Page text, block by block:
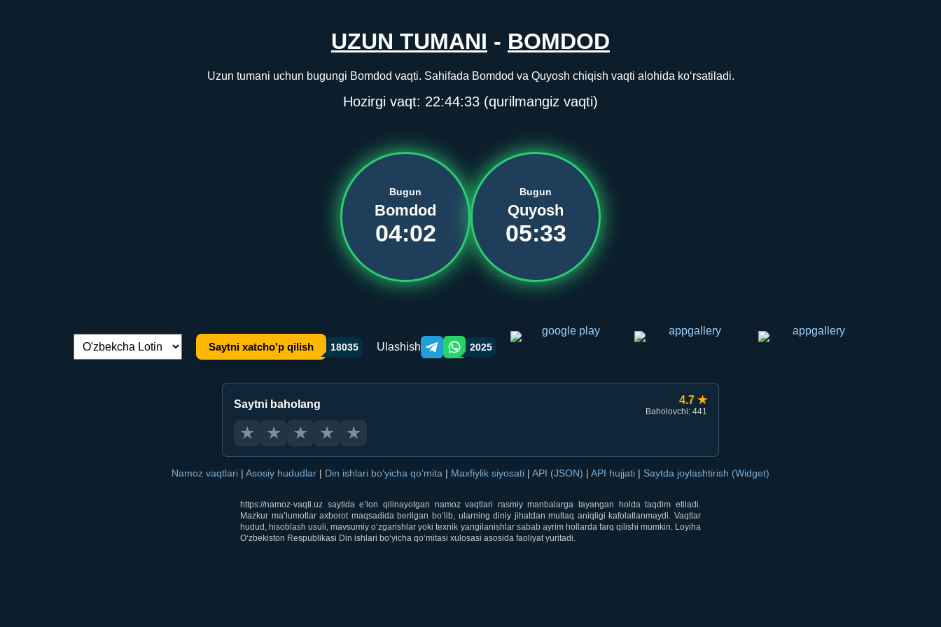
UZUN TUMANI - BOMDOD
Uzun tumani uchun bugungi Bomdod vaqti. Sahifada Bomdod va Quyosh chiqish vaqti alohida ko‘rsatiladi.
Hozirgi vaqt: 22:44:33 (qurilmangiz vaqti)
Bugun
Bomdod
04:02
Bugun
Quyosh
05:33
Tilni almashtirish: Saytni xatcho'p qilish 18035 Ulashish Telegram orqali ulashish
WhatsApp orqali ulashish
2025
Saytni baholang 4.7 ★
Baholovchi: 441
★ ★ ★ ★ ★
Namoz vaqtlari | Asosiy hududlar | Din ishlari bo‘yicha qo‘mita | Maxfiylik siyosati | API (JSON) | API hujjati | Saytda joylashtirish (Widget)
https://namoz-vaqti.uz saytida e’lon qilinayotgan namoz vaqtlari rasmiy manbalarga tayangan holda taqdim etiladi.
Mazkur ma’lumotlar axborot maqsadida berilgan bo‘lib, ularning diniy jihatdan mutlaq aniqligi kafolatlanmaydi. Vaqtlar
hudud, hisoblash usuli, mavsumiy o‘zgarishlar yoki texnik yangilanishlar sabab ayrim hollarda farq qilishi mumkin. Loyiha
O‘zbekiston Respublikasi Din ishlari bo‘yicha qo‘mitasi xulosasi asosida faoliyat yuritadi.